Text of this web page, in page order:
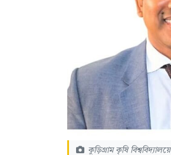
কুড়িগ্রাম কৃষি